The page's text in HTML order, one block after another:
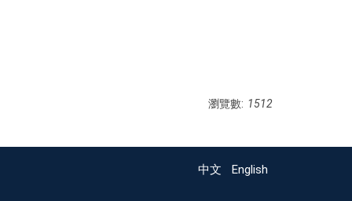
瀏覽數: 1512
中文 English